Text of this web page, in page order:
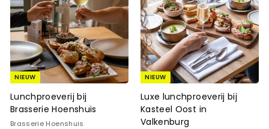
NIEUW
Lunchproeverij bij
Brasserie Hoenshuis
Brasserie Hoenshuis
NIEUW
Luxe lunchproeverij bij
Kasteel Oost in
Valkenburg